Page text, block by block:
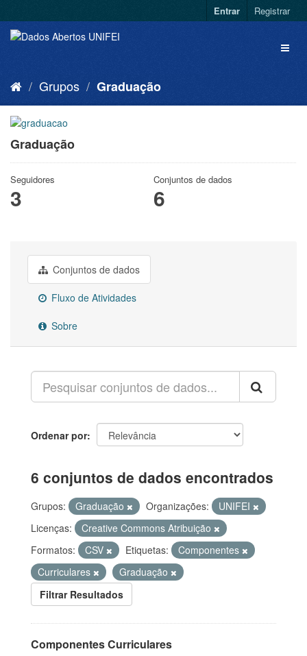
Entrar Registrar
Grupos Graduação
Graduação
Seguidores
3
Conjuntos de dados
6
Conjuntos de dados
Fluxo de Atividades
Sobre
Ordenar por
6 conjuntos de dados encontrados
Grupos: Graduação Organizações:
UNIFEI
Licenças:
Creative Commons Atribuição
Formatos:
CSV Etiquetas:
Componentes
Curriculares
Graduação
Filtrar Resultados
Componentes Curriculares